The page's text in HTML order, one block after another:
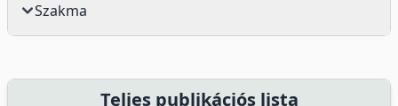
Szakma
Teljes publikációs lista